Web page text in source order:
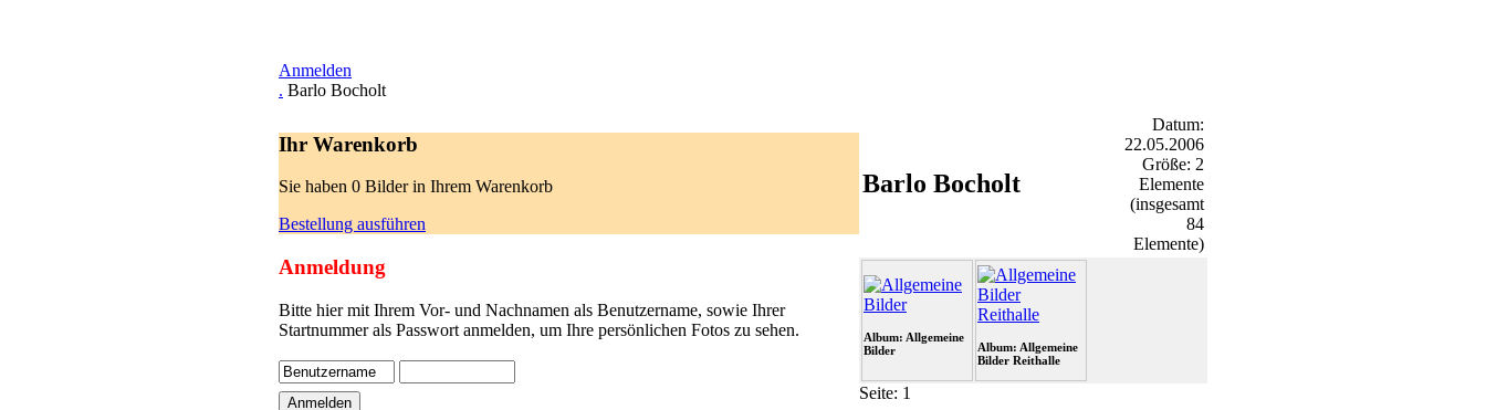
Anmelden
. Barlo Bocholt
Ihr Warenkorb
Sie haben 0 Bilder in Ihrem Warenkorb
Bestellung ausführen
Anmeldung
Bitte hier mit Ihrem Vor- und Nachnamen als Benutzername, sowie Ihrer
Startnummer als Passwort anmelden, um Ihre persönlichen Fotos zu sehen.
Barlo Bocholt
Datum:
22.05.2006
Größe: 2
Elemente
(insgesamt
84
Elemente)
Album: Allgemeine
Bilder
Album: Allgemeine
Bilder Reithalle
Seite: 1